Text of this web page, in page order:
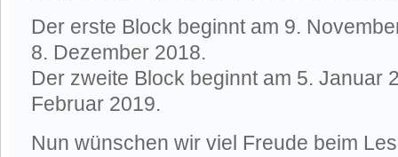
Der erste Block beginnt am 9.
8. Dezember 2018.
Der zweite Block beginnt am 5. Januar
Februar 2019.
Nun wünschen wir viel Freude beim